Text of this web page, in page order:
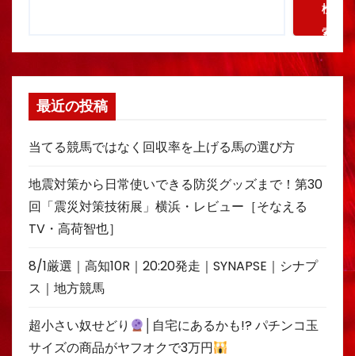
検
索
最近の投稿
当てる競馬ではなく回収率を上げる馬の選び方
地震対策から日常使いできる防災グッズまで！第30
回「震災対策技術展」横浜・レビュー［そなえる
TV・高荷智也］
8/1厳選｜高知10R｜20:20発走｜SYNAPSE｜シナプ
ス｜地方競馬
超小さい奴せどり
│自宅にあるかも!? パチンコ玉
サイズの商品がヤフオクで3万円